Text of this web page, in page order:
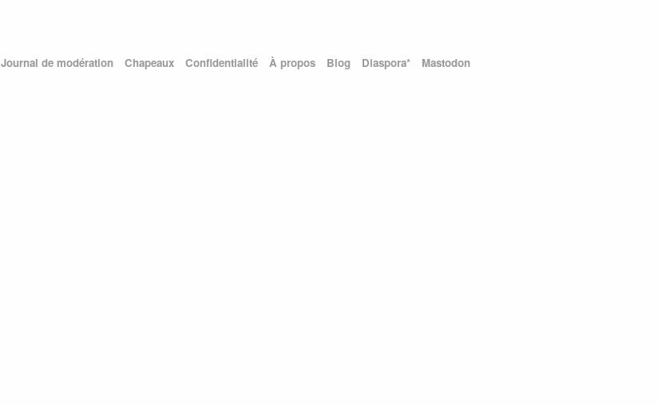
Journal de modération Chapeaux Confidentialité À propos Blog Diaspora* Mastodon